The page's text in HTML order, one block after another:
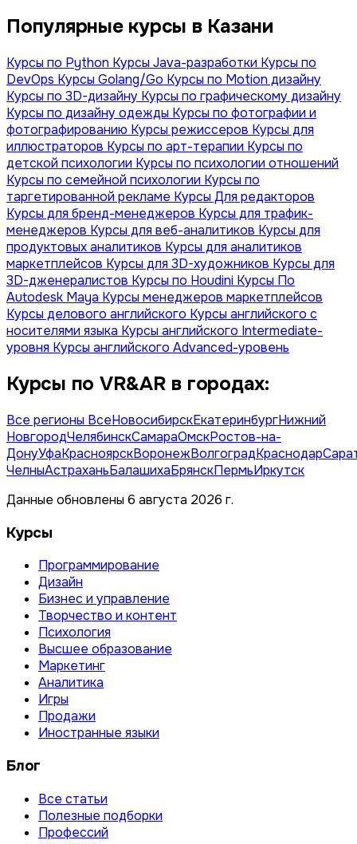
Популярные курсы в Казани
Курсы по Python Курсы Java-разработки Курсы по
DevOps Курсы Golang/Go Курсы по Motion дизайну
Курсы по 3D-дизайну Курсы по графическому дизайну
Курсы по дизайну одежды Курсы по фотографии и
фотографированию Курсы режиссеров Курсы для
иллюстраторов Курсы по арт-терапии Курсы по
детской психологии Курсы по психологии отношений
Курсы по семейной психологии Курсы по
таргетированной рекламе Курсы Для редакторов
Курсы для бренд-менеджеров Курсы для трафик-
менеджеров Курсы для веб-аналитиков Курсы для
продуктовых аналитиков Курсы для аналитиков
маркетплейсов Курсы для 3D-художников Курсы для
3D-дженералистов Курсы по Houdini Курсы По
Autodesk Maya Курсы менеджеров маркетплейсов
Курсы делового английского Курсы английского с
носителями языка Курсы английского Intermediate-
уровня Курсы английского Advanced-уровень
Курсы по VR&AR в городах:
Все регионы ВсеНовосибирскЕкатеринбургНижний
НовгородЧелябинскСамараОмскРостов-на-
ДонуУфаКрасноярскВоронежВолгоградКраснодар
ЧелныАстраханьБалашихаБрянскПермьИркутск
Данные обновлены 6 августа 2026 г.
Курсы
Программирование
Дизайн
Бизнес и управление
Творчество и контент
Психология
Высшее образование
Маркетинг
Аналитика
Игры
Продажи
Иностранные языки
Блог
Все статьи
Полезные подборки
Профессий